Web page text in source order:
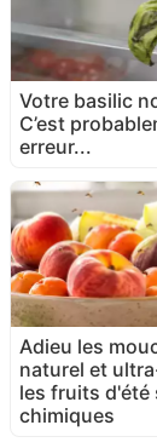
Votre basilic
C’est
erreur...
Adieu les
naturel et
les fruits d'été
chimiques